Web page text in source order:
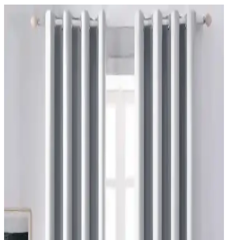
Yatak Odası Perde Seçimi ve Asma Teknikleri:
Estetik ve Fonksiyonel Yaklaşımlar
estetiğini ve enerji verimliliğini artırır. Pelmet kullanımı ve uygun
Sherwin Williams Cream & Sugar Duvar Rengine
Dekorasyonunun Mekana Etkileri
Ev satışında valance kullanımı, pencere görünümünü yumuşatırken
mekana renk ve doku katar. Ancak yanlış kullanım mekanda görsel